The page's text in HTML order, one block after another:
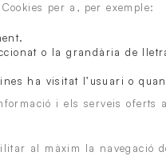
per a, per exemple:
o la grandària de
ha visitat l’usuari o
i els serveis
al màxim la navegació